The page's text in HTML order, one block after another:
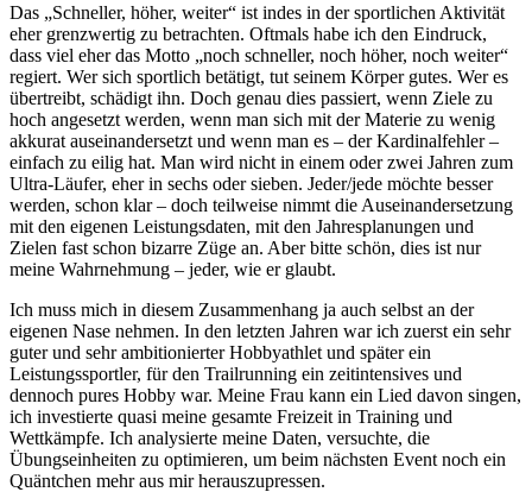
Das „Schneller, höher, weiter“ ist indes in der sportlichen Aktivität
eher grenzwertig zu betrachten. Oftmals habe ich den Eindruck,
dass viel eher das Motto „noch schneller, noch höher, noch weiter“
regiert. Wer sich sportlich betätigt, tut seinem Körper gutes. Wer es
übertreibt, schädigt ihn. Doch genau dies passiert, wenn Ziele zu
hoch angesetzt werden, wenn man sich mit der Materie zu wenig
akkurat auseinandersetzt und wenn man es – der Kardinalfehler –
einfach zu eilig hat. Man wird nicht in einem oder zwei Jahren zum
Ultra-Läufer, eher in sechs oder sieben. Jeder/jede möchte besser
werden, schon klar – doch teilweise nimmt die Auseinandersetzung
mit den eigenen Leistungsdaten, mit den Jahresplanungen und
Zielen fast schon bizarre Züge an. Aber bitte schön, dies ist nur
meine Wahrnehmung – jeder, wie er glaubt.
Ich muss mich in diesem Zusammenhang ja auch selbst an der
eigenen Nase nehmen. In den letzten Jahren war ich zuerst ein sehr
guter und sehr ambitionierter Hobbyathlet und später ein
Leistungssportler, für den Trailrunning ein zeitintensives und
dennoch pures Hobby war. Meine Frau kann ein Lied davon singen,
ich investierte quasi meine gesamte Freizeit in Training und
Wettkämpfe. Ich analysierte meine Daten, versuchte, die
Übungseinheiten zu optimieren, um beim nächsten Event noch ein
Quäntchen mehr aus mir herauszupressen.